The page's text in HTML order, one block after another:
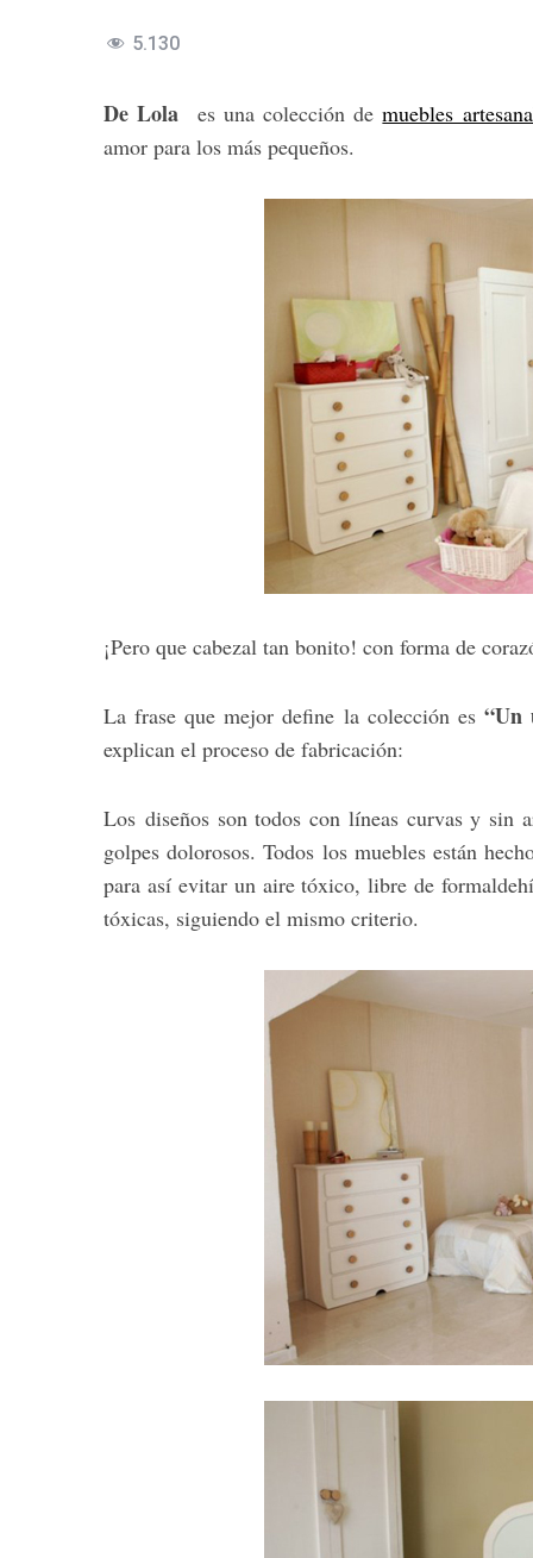
5.130
De Lola es una colección demuebles
amor para los más pequeños.
¡Pero que cabezal tan bonito! con forma de
La frase que mejor define la colección es “Un
explican el proceso de fabricación:
Los diseños son todos con líneas curvas y sin
golpes dolorosos. Todos los muebles están
para así evitar un aire tóxico, libre de
tóxicas, siguiendo el mismo criterio.
S
c
f
r
: